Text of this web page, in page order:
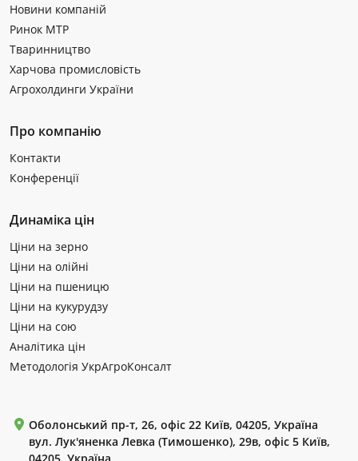
Новини компаній
Ринок МТР
Тваринництво
Харчова промисловість
Агрохолдинги України
Про компанію
Контакти
Конференції
Динаміка цін
Ціни на зерно
Ціни на олійні
Ціни на пшеницю
Ціни на кукурудзу
Ціни на сою
Аналітика цін
Методологія УкрАгроКонсалт
Оболонський пр-т, 26, офіс 22 Київ, 04205, Україна
вул. Лук'яненка Левка (Тимошенко), 29в, офіс 5 Київ,